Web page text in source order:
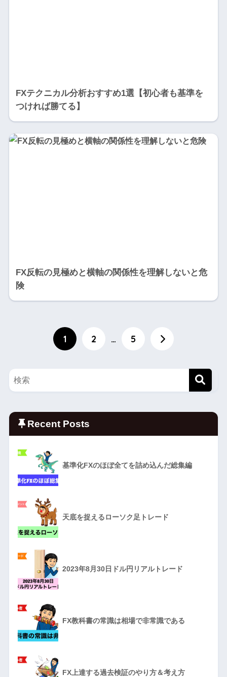
FXテクニカル分析おすすめ1選【初心者も基準を
つければ勝てる】
FX反転の見極めと横軸の関係性を理解しないと危
険
1 2 … 5
Recent Posts
基準化FXのほぼ全てを詰め込んだ総集編
天底を捉えるローソク足トレード
2023年8月30日ドル円リアルトレード
FX教科書の常識は相場で非常識である
FX上達する過去検証のやり方＆考え方